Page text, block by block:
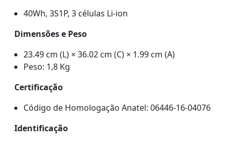
40Wh, 3S1P, 3 células Li-ion
Dimensões e Peso
23.49 cm (L) × 36.02 cm (C) × 1.99 cm (A)
Peso: 1,8 Kg
Certificação
Código de Homologação Anatel: 06446-16-04076
Identificação